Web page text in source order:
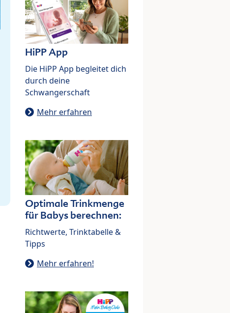
HiPP App
Die HiPP App begleitet dich
durch deine
Schwangerschaft
Mehr erfahren
Optimale Trinkmenge
für Babys berechnen:
Richtwerte, Trinktabelle &
Tipps
Mehr erfahren!